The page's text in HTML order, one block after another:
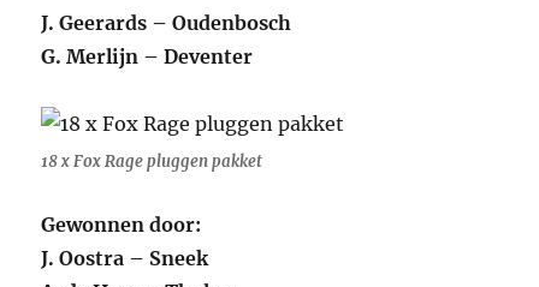
J. Geerards – Oudenbosch
G. Merlijn – Deventer
18 x Fox Rage pluggen pakket
Gewonnen door:
J. Oostra – Sneek